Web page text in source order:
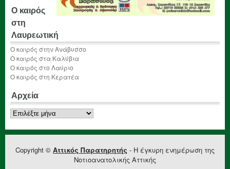
Ο καιρός
στη
Λαυρεωτική
Ο καιρός στην Ανάβυσσο
Ο καιρός στα Καλύβια
Ο καιρός στο Λαύριο
Ο καιρός στη Κερατέα
Αρχεία
Αρχεία
Copyright © Αττικός Παρατηρητής - Η έγκυρη ενημέρωση της
Νοτιοανατολικής Αττικής